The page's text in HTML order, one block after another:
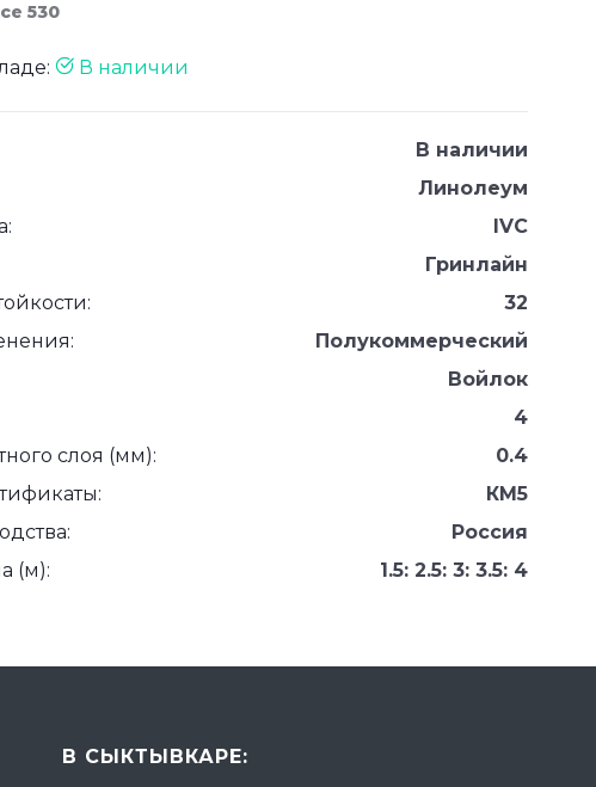
530
В наличии
В наличии
Линолеум
IVC
Гринлайн
32
Полукоммерческий
Войлок
4
слоя (мм):
0.4
КМ5
Россия
(м):
1.5: 2.5: 3: 3.5: 4
В СЫКТЫВКАРЕ: